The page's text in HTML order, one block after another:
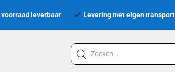
leverbaar Levering met eigen transport